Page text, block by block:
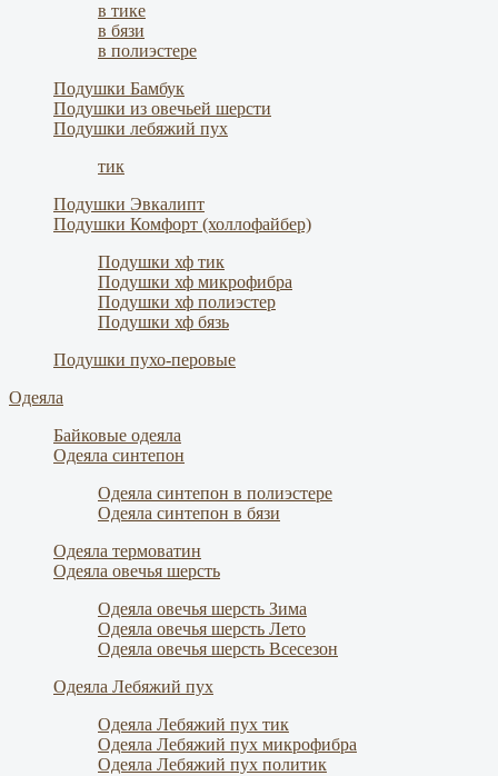
в тике
в бязи
в полиэстере
Подушки Бамбук
Подушки из овечьей шерсти
Подушки лебяжий пух
тик
Подушки Эвкалипт
Подушки Комфорт (холлофайбер)
Подушки хф тик
Подушки хф микрофибра
Подушки хф полиэстер
Подушки хф бязь
Подушки пухо-перовые
Одеяла
Байковые одеяла
Одеяла синтепон
Одеяла синтепон в полиэстере
Одеяла синтепон в бязи
Одеяла термоватин
Одеяла овечья шерсть
Одеяла овечья шерсть Зима
Одеяла овечья шерсть Лето
Одеяла овечья шерсть Всесезон
Одеяла Лебяжий пух
Одеяла Лебяжий пух тик
Одеяла Лебяжий пух микрофибра
Одеяла Лебяжий пух политик